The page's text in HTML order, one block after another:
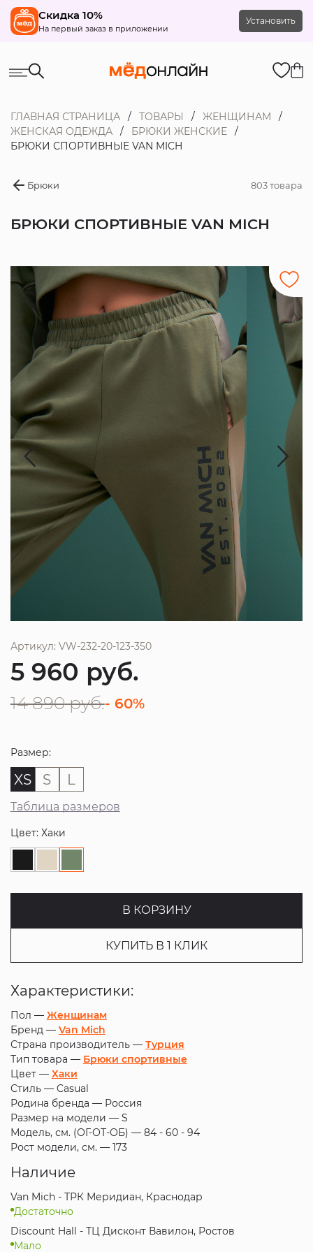
Скидка 10%
На первый заказ в приложении
Установить
ГЛАВНАЯ СТРАНИЦА ТОВАРЫ
ЖЕНЩИНАМ
ЖЕНСКАЯ ОДЕЖДА
БРЮКИ ЖЕНСКИЕ
БРЮКИ СПОРТИВНЫЕ VAN MICH
Брюки 803 товара
БРЮКИ СПОРТИВНЫЕ VAN MICH
Артикул: VW-232-20-123-350
5 960 руб.
14 890 руб.- 60%
Размер:
XS S L
Таблица размеров
Цвет: Хаки
В КОРЗИНУ
КУПИТЬ В 1 КЛИК
Характеристики:
Пол — Женщинам
Бренд — Van Mich
Страна производитель — Турция
Тип товара — Брюки спортивные
Цвет — Хаки
Стиль — Casual
Родина бренда — Россия
Размер на модели — S
Модель, см. (ОГ-ОТ-ОБ) — 84 - 60 - 94
Рост модели, см. — 173
Наличие
Van Mich - ТРК Меридиан, Краснодар
Достаточно
Discount Hall - ТЦ Дисконт Вавилон, Ростов
Мало